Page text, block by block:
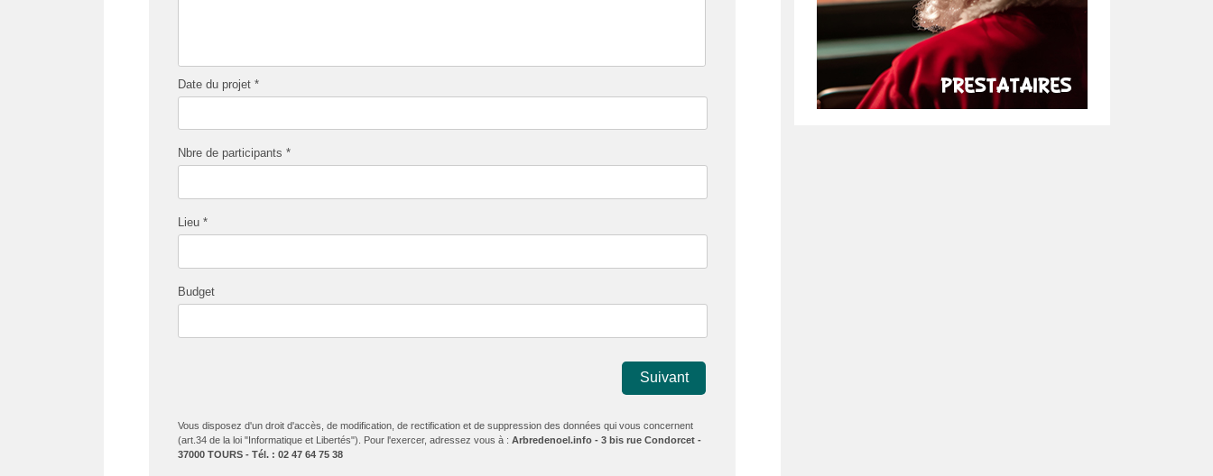
Date du projet *
Nbre de participants *
Lieu *
Budget
Suivant
Vous disposez d'un droit d'accès, de modification, de rectification et de suppression des données qui vous concernent
(art.34 de la loi "Informatique et Libertés"). Pour l'exercer, adressez vous à : Arbredenoel.info - 3 bis rue Condorcet -
37000 TOURS - Tél. : 02 47 64 75 38